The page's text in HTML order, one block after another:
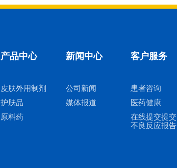
产品中心
皮肤外用制剂
护肤品
原料药
新闻中心
公司新闻
媒体报道
客户服务
患者咨询
医药健康
在线提交提交
不良反应报告